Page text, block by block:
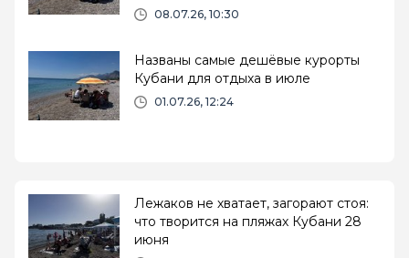
08.07.26, 10:30
Названы самые дешёвые курорты
Кубани для отдыха в июле
01.07.26, 12:24
Лежаков не хватает, загорают стоя:
что творится на пляжах Кубани 28
июня